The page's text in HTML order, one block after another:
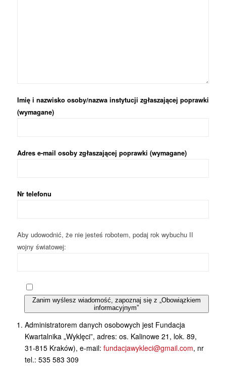
Imię i nazwisko osoby/nazwa instytucji zgłaszającej poprawki
(wymagane)
Adres e-mail osoby zgłaszającej poprawki (wymagane)
Nr telefonu
Aby udowodnić, że nie jesteś robotem, podaj rok wybuchu II
wojny światowej:
Zanim wyślesz wiadomość, zapoznaj się z „Obowiązkiem
informacyjnym”
Administratorem danych osobowych jest Fundacja
Kwartalnika „Wyklęci”, adres: os. Kalinowe 21, lok. 89,
31-815 Kraków), e-mail: fundacjawykleci@gmail.com, nr
tel.: 535 583 309